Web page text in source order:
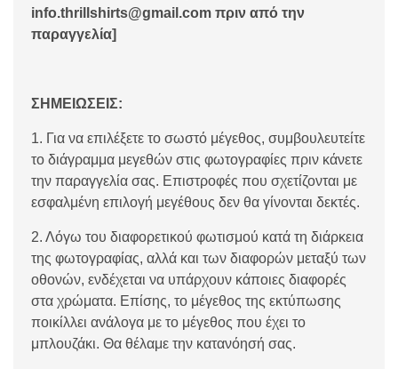
info.thrillshirts@gmail.com πριν από την
παραγγελία]
ΣΗΜΕΙΩΣΕΙΣ:
1. Για να επιλέξετε το σωστό μέγεθος, συμβουλευτείτε
το διάγραμμα μεγεθών στις φωτογραφίες πριν κάνετε
την παραγγελία σας. Επιστροφές που σχετίζονται με
εσφαλμένη επιλογή μεγέθους δεν θα γίνονται δεκτές.
2. Λόγω του διαφορετικού φωτισμού κατά τη διάρκεια
της φωτογραφίας, αλλά και των διαφορών μεταξύ των
οθονών, ενδέχεται να υπάρχουν κάποιες διαφορές
στα χρώματα. Επίσης, το μέγεθος της εκτύπωσης
ποικίλλει ανάλογα με το μέγεθος που έχει το
μπλουζάκι. Θα θέλαμε την κατανόησή σας.